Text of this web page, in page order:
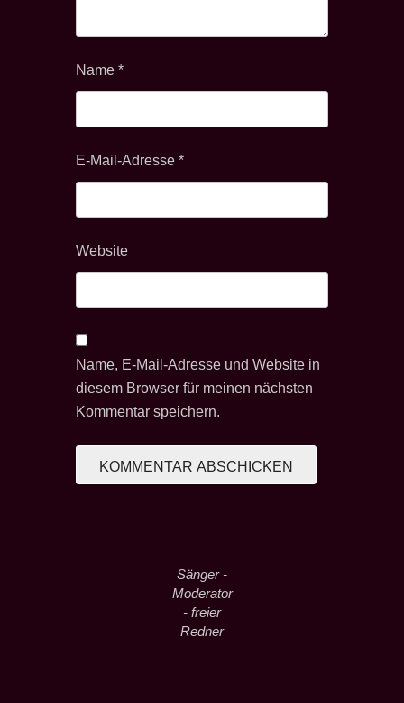
Name *
E-Mail-Adresse *
Website
Name, E-Mail-Adresse und Website in
diesem Browser für meinen nächsten
Kommentar speichern.
Sänger -
Moderator
- freier
Redner